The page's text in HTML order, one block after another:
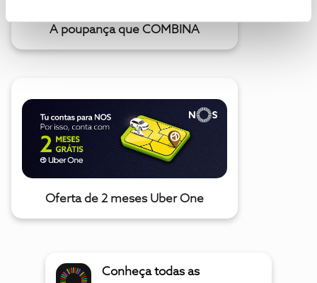
A poupança que COMBINA
Oferta de 2 meses Uber One
Conheça todas as